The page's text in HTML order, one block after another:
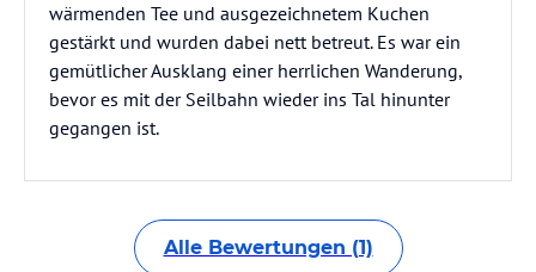
wärmenden Tee und ausgezeichnetem Kuchen
gestärkt und wurden dabei nett betreut. Es war ein
gemütlicher Ausklang einer herrlichen Wanderung,
bevor es mit der Seilbahn wieder ins Tal hinunter
gegangen ist.
Alle Bewertungen (1)